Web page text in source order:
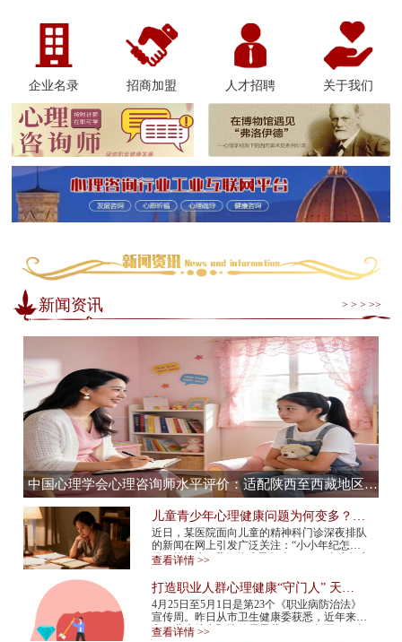
企业名录 招商加盟 人才招聘 关于我们
新闻资讯 > > > >>
中国心理学会心理咨询师水平评价：适配陕西至西藏地区，心理咨询师水平评价全流程服务提供商
儿童青少年心理健康问题为何变多？应
该如何预防？
近日，某医院面向儿童的精神科门诊深夜排队
的新闻在网上引发广泛关注：“小小年纪怎么
得了抑郁症”“我们的孩子怎么了”……青少年心
查看详情 >>
打造职业人群心理健康“守门人” 天津
市职业人群心理咨询平台上线
4月25日至5月1日是第23个《职业病防治法》
宣传周。昨日从市卫生健康委获悉，近年来我
市职业病综合预防效果显著，2015年至2024年
查看详情 >>